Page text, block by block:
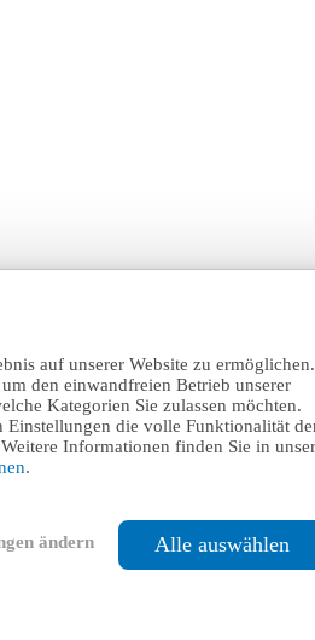
auf unserer Website zu ermöglichen.
den einwandfreien Betrieb unserer
Kategorien Sie zulassen möchten.
Einstellungen die volle Funktionalität
Informationen finden Sie in
.
ändern Alle auswählen